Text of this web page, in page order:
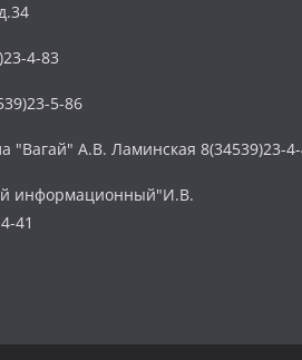
4-83
5-86
"Вагай" А.В. Ламинская 8(34539)23-4-
информационный"И.В.
41